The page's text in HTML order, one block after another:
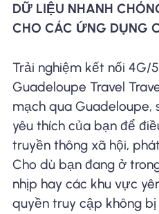
DỮ LIỆU NHANH
CHO CÁC ỨNG DỤNG
Trải nghiệm kết nối
Guadeloupe Travel
mạch qua
yêu thích của bạn để
truyền thông xã hội,
Cho dù bạn đang ở
nhịp hay các khu vực
quyền truy cập không